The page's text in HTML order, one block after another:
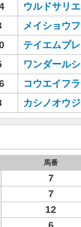
ウルドサリエ
メイショウ
テイエムプ
ワンダール
コウエイフ
カシノオウ
馬番
7
7
12